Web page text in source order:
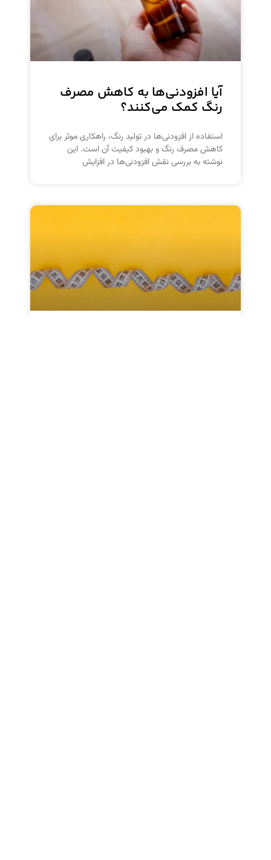
آیا افزودنی‌ها به کاهش مصرف
رنگ کمک می‌کنند؟
استفاده از افزودنی‌ها در تولید رنگ، راهکاری موثر برای
کاهش مصرف رنگ و بهبود کیفیت آن است. این
نوشته به بررسی نقش افزودنی‌ها در افزایش